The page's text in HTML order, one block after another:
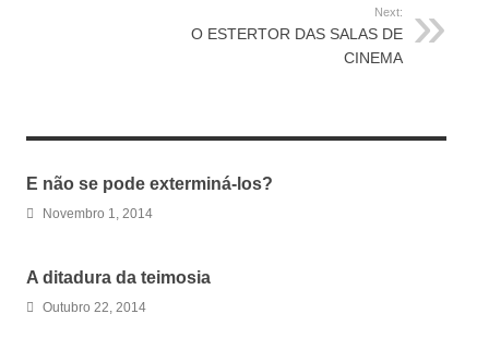
Next:
O ESTERTOR DAS SALAS DE
CINEMA
E não se pode exterminá-los?
Novembro 1, 2014
A ditadura da teimosia
Outubro 22, 2014